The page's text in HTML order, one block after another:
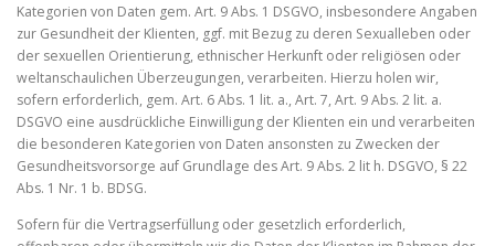
Kategorien von Daten gem. Art. 9 Abs. 1 DSGVO, insbesondere Angaben
zur Gesundheit der Klienten, ggf. mit Bezug zu deren Sexualleben oder
der sexuellen Orientierung, ethnischer Herkunft oder religiösen oder
weltanschaulichen Überzeugungen, verarbeiten. Hierzu holen wir,
sofern erforderlich, gem. Art. 6 Abs. 1 lit. a., Art. 7, Art. 9 Abs. 2 lit. a.
DSGVO eine ausdrückliche Einwilligung der Klienten ein und verarbeiten
die besonderen Kategorien von Daten ansonsten zu Zwecken der
Gesundheitsvorsorge auf Grundlage des Art. 9 Abs. 2 lit h. DSGVO, § 22
Abs. 1 Nr. 1 b. BDSG.
Sofern für die Vertragserfüllung oder gesetzlich erforderlich,